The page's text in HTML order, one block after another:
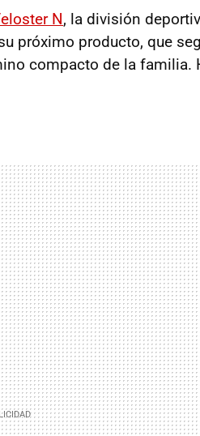
N, la división
próximo producto, que
compacto de la familia.